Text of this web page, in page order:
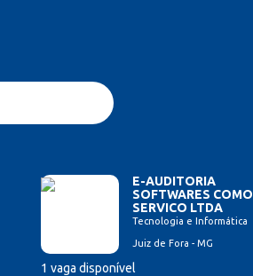
E-AUDITORIA
SOFTWARES COMO
SERVICO LTDA
Tecnologia e Informática
Juiz de Fora - MG
1 vaga disponível